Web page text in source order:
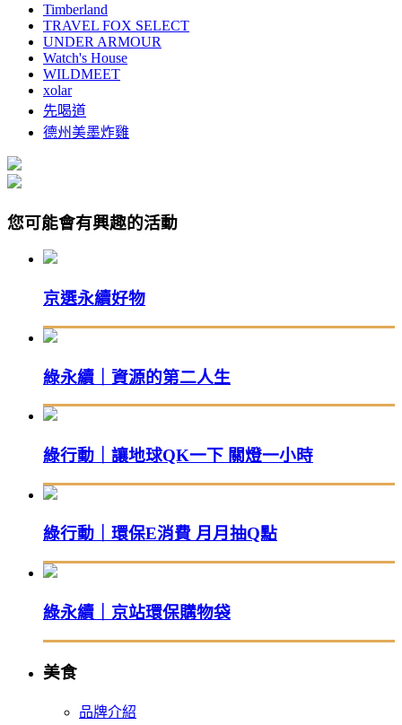
Timberland
TRAVEL FOX SELECT
UNDER ARMOUR
Watch's House
WILDMEET
xolar
先喝道
德州美墨炸雞
您可能會有興趣的活動
京選永續好物
綠永續｜資源的第二人生
綠行動｜讓地球QK一下 關燈一小時
綠行動｜環保E消費 月月抽Q點
綠永續｜京站環保購物袋
美食
品牌介紹